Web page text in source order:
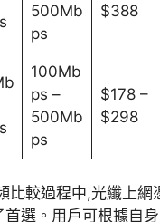
500Mb
ps
$388
100Mb
ps –
500Mb
ps
$178 –
$298
比較過程中,光纖上網
選。用戶可根據自